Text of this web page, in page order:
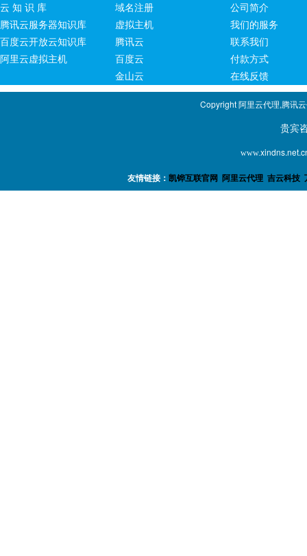
云 知 识 库
腾讯云服务器知识库
百度云开放云知识库
阿里云虚拟主机
域名注册
虚拟主机
腾讯云
百度云
金山云
公司简介
我们的服务
联系我们
付款方式
在线反馈
Copyright 阿里云代理,腾讯
贵宾咨询专
www.
友情链接： 凯铧互联官网 阿里云代理 吉云科技